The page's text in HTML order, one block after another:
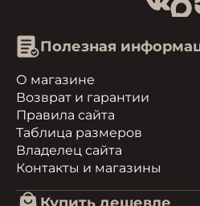
Полезная
О магазине
Возврат и гарантии
Правила сайта
Таблица размеров
Владелец сайта
Контакты и магазины